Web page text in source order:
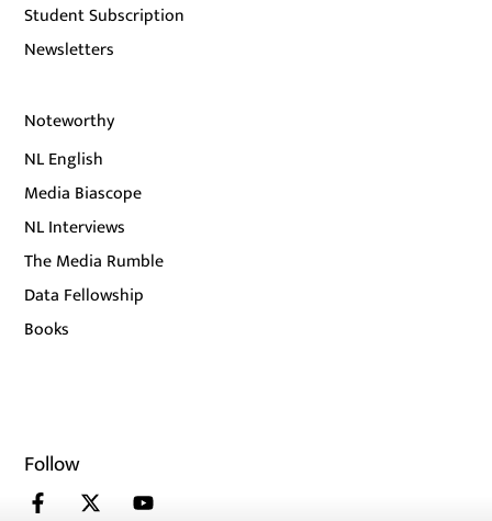
Student Subscription
Newsletters
Noteworthy
NL English
Media Biascope
NL Interviews
The Media Rumble
Data Fellowship
Books
Follow